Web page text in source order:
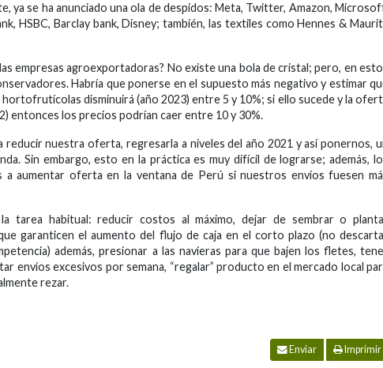
ya se ha anunciado una ola de despidos: Meta, Twitter, Amazon,
HSBC, Barclay bank, Disney; también, las textiles como Hennes &
empresas agroexportadoras? No existe una bola de cristal; pero, en
Habría que ponerse en el supuesto más negativo y estimar
disminuirá (año 2023) entre 5 y 10%; si ello sucede y la
entonces los precios podrían caer entre 10 y 30%.
nuestra oferta, regresarla a niveles del año 2021 y así ponernos,
Sin embargo, esto en la práctica es muy difícil de lograrse; además,
a aumentar oferta en la ventana de Perú si nuestros envíos fuesen
tarea habitual: reducir costos al máximo, dejar de sembrar o
garanticen el aumento del flujo de caja en el corto plazo (no
además, presionar a las navieras para que bajen los fletes,
envíos excesivos por semana, “regalar” producto en el mercado local
rezar.
Enviar Imprimir